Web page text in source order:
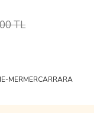
TL
MERMERCARRARA